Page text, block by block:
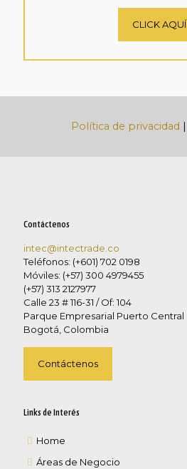
CLICK AQUÍ
Política de privacidad |
Contáctenos
intec@intectrade.co
Teléfonos: (+601) 702 0198
Móviles: (+57) 300 4979455
(+57) 313 2127977
Calle 23 # 116-31 / Of: 104
Parque Empresarial Puerto Central
Bogotá, Colombia
Contáctenos
Links de Interés
Home
Áreas de Negocio